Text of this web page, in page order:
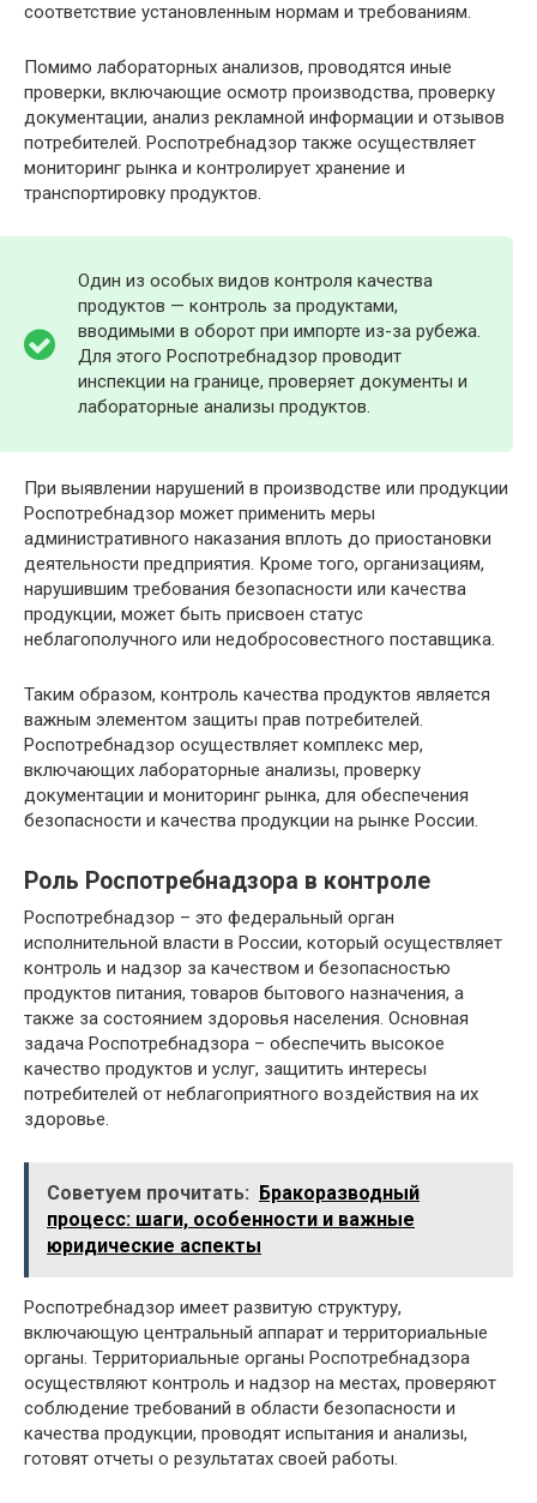
соответствие установленным нормам и требованиям.
Помимо лабораторных анализов, проводятся иные
проверки, включающие осмотр производства, проверку
документации, анализ рекламной информации и отзывов
потребителей. Роспотребнадзор также осуществляет
мониторинг рынка и контролирует хранение и
транспортировку продуктов.
Один из особых видов контроля качества
продуктов — контроль за продуктами,
вводимыми в оборот при импорте из-за рубежа.
Для этого Роспотребнадзор проводит
инспекции на границе, проверяет документы и
лабораторные анализы продуктов.
При выявлении нарушений в производстве или продукции
Роспотребнадзор может применить меры
административного наказания вплоть до приостановки
деятельности предприятия. Кроме того, организациям,
нарушившим требования безопасности или качества
продукции, может быть присвоен статус
неблагополучного или недобросовестного поставщика.
Таким образом, контроль качества продуктов является
важным элементом защиты прав потребителей.
Роспотребнадзор осуществляет комплекс мер,
включающих лабораторные анализы, проверку
документации и мониторинг рынка, для обеспечения
безопасности и качества продукции на рынке России.
Роль Роспотребнадзора в контроле
Роспотребнадзор – это федеральный орган
исполнительной власти в России, который осуществляет
контроль и надзор за качеством и безопасностью
продуктов питания, товаров бытового назначения, а
также за состоянием здоровья населения. Основная
задача Роспотребнадзора – обеспечить высокое
качество продуктов и услуг, защитить интересы
потребителей от неблагоприятного воздействия на их
здоровье.
Советуем прочитать: Бракоразводный
процесс: шаги, особенности и важные
юридические аспекты
Роспотребнадзор имеет развитую структуру,
включающую центральный аппарат и территориальные
органы. Территориальные органы Роспотребнадзора
осуществляют контроль и надзор на местах, проверяют
соблюдение требований в области безопасности и
качества продукции, проводят испытания и анализы,
готовят отчеты о результатах своей работы.